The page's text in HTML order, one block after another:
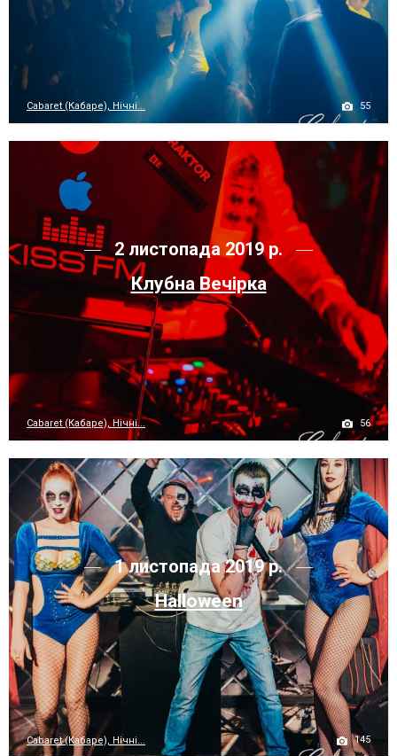
Cabaret (Кабаре), Нічні... 55
2 листопада 2019 р.
Клубна Вечірка
Cabaret (Кабаре), Нічні... 56
1 листопада 2019 р.
Halloween
Cabaret (Кабаре), Нічні... 145